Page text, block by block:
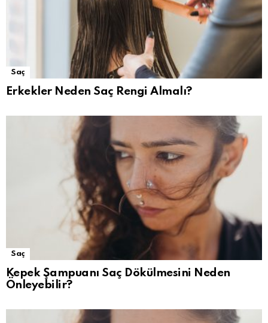
Saç
Erkekler Neden Saç Rengi Almalı?
Saç
Kepek Şampuanı Saç Dökülmesini Neden
Önleyebilir?